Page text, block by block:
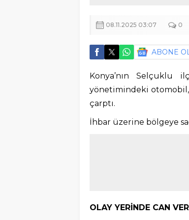
08.11.2025 03:07 0
ABONE
Konya’nın Selçuklu
yönetimindeki otomobil,
çarptı.
İhbar üzerine bölgeye
OLAY YERİNDE CAN